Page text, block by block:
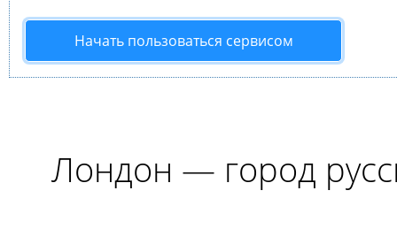
Начать пользоваться сервисом
Лондон — город